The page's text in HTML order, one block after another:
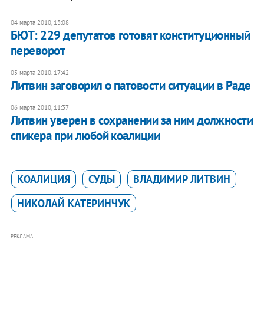
04 марта 2010, 13:08
БЮТ: 229 депутатов готовят конституционный
переворот
05 марта 2010, 17:42
Литвин заговорил о патовости ситуации в Раде
06 марта 2010, 11:37
Литвин уверен в сохранении за ним должности
спикера при любой коалиции
КОАЛИЦИЯ СУДЫ
ВЛАДИМИР ЛИТВИН
НИКОЛАЙ КАТЕРИНЧУК
РЕКЛАМА